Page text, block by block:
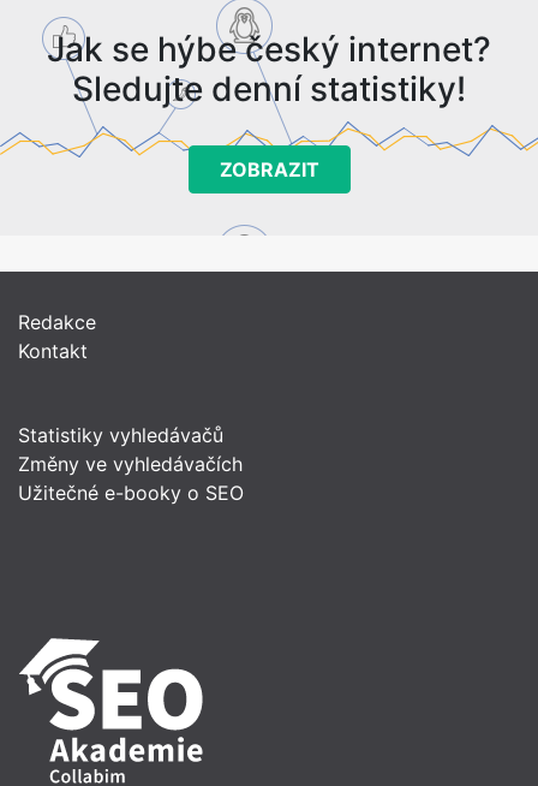
Jak se hýbe český internet?
Sledujte denní statistiky!
ZOBRAZIT
Redakce
Kontakt
Statistiky vyhledávačů
Změny ve vyhledávačích
Užitečné e-booky o SEO